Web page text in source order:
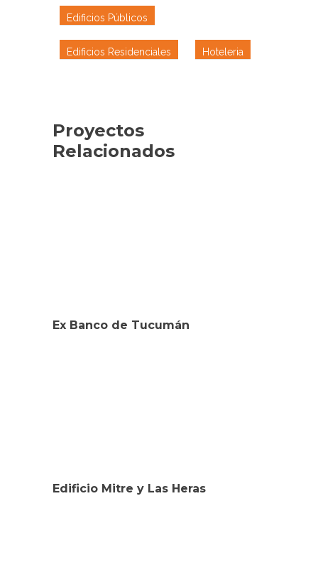
Edificios Públicos
Edificios Residenciales Hoteleria
Proyectos
Relacionados
Ex Banco de Tucumán
Edificio Mitre y Las Heras